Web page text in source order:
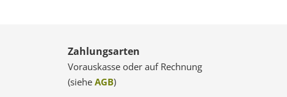
Zahlungsarten
Vorauskasse oder auf Rechnung
(sieheAGB)